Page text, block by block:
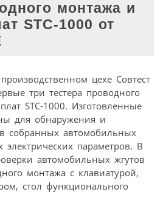
монтажа и
STC-1000 от
цехе Совтест
три тестера проводного
STC-1000. Изготовленные
для обнаружения и
собранных автомобильных
параметров. В
автомобильных жгутов
монтажа с клавиатурой,
стол функционального